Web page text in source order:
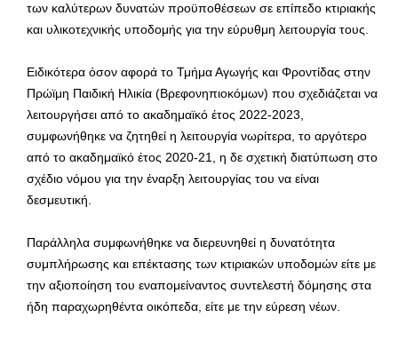
των καλύτερων δυνατών προϋποθέσεων σε επίπεδο κτιριακής
και υλικοτεχνικής υποδομής για την εύρυθμη λειτουργία τους.
Ειδικότερα όσον αφορά το Τμήμα Αγωγής και Φροντίδας στην
Πρώϊμη Παιδική Ηλικία (Βρεφονηπιοκόμων) που σχεδιάζεται να
λειτουργήσει από το ακαδημαϊκό έτος 2022-2023,
συμφωνήθηκε να ζητηθεί η λειτουργία νωρίτερα, το αργότερο
από το ακαδημαϊκό έτος 2020-21, η δε σχετική διατύπωση στο
σχέδιο νόμου για την έναρξη λειτουργίας του να είναι
δεσμευτική.
Παράλληλα συμφωνήθηκε να διερευνηθεί η δυνατότητα
συμπλήρωσης και επέκτασης των κτιριακών υποδομών είτε με
την αξιοποίηση του εναπομείναντος συντελεστή δόμησης στα
ήδη παραχωρηθέντα οικόπεδα, είτε με την εύρεση νέων.